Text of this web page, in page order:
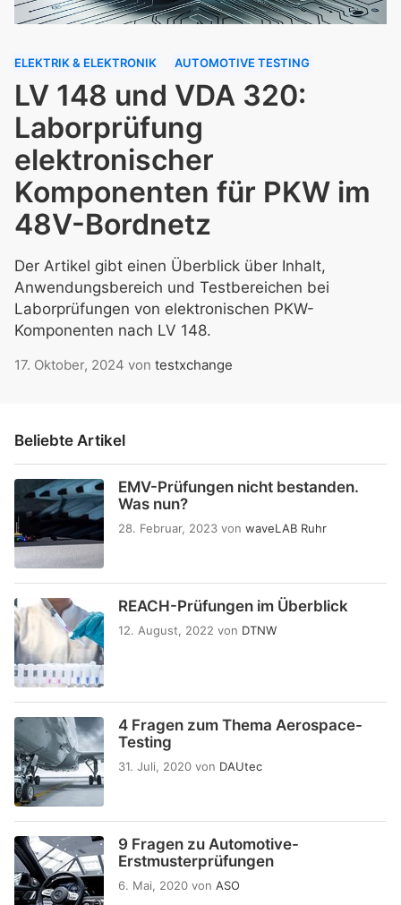
ELEKTRIK & ELEKTRONIK AUTOMOTIVE TESTING
LV 148 und VDA 320:
Laborprüfung
elektronischer
Komponenten für PKW im
48V-Bordnetz
Der Artikel gibt einen Überblick über Inhalt,
Anwendungsbereich und Testbereichen bei
Laborprüfungen von elektronischen PKW-
Komponenten nach LV 148.
17. Oktober, 2024 von testxchange
Beliebte Artikel
EMV-Prüfungen nicht bestanden.
Was nun?
28. Februar, 2023 von waveLAB Ruhr
REACH-Prüfungen im Überblick
12. August, 2022 von DTNW
4 Fragen zum Thema Aerospace-
Testing
31. Juli, 2020 von DAUtec
9 Fragen zu Automotive-
Erstmusterprüfungen
6. Mai, 2020 von ASO